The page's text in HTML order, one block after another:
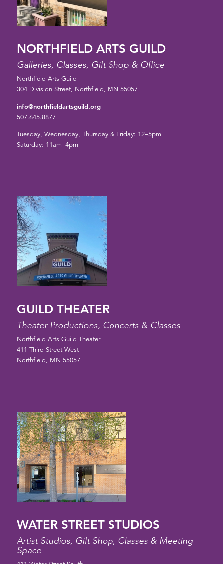
NORTHFIELD ARTS GUILD
Galleries, Classes, Gift Shop & Office
Northfield Arts Guild
304 Division Street, Northfield, MN 55057
info@northfieldartsguild.org
507.645.8877
Tuesday, Wednesday, Thursday & Friday: 12–5pm
Saturday: 11am–4pm
GUILD THEATER
Theater Productions, Concerts & Classes
Northfield Arts Guild Theater
411 Third Street West
Northfield, MN 55057
WATER STREET STUDIOS
Artist Studios, Gift Shop, Classes & Meeting
Space